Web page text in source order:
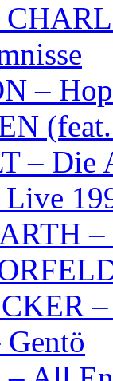
–
– Die
–